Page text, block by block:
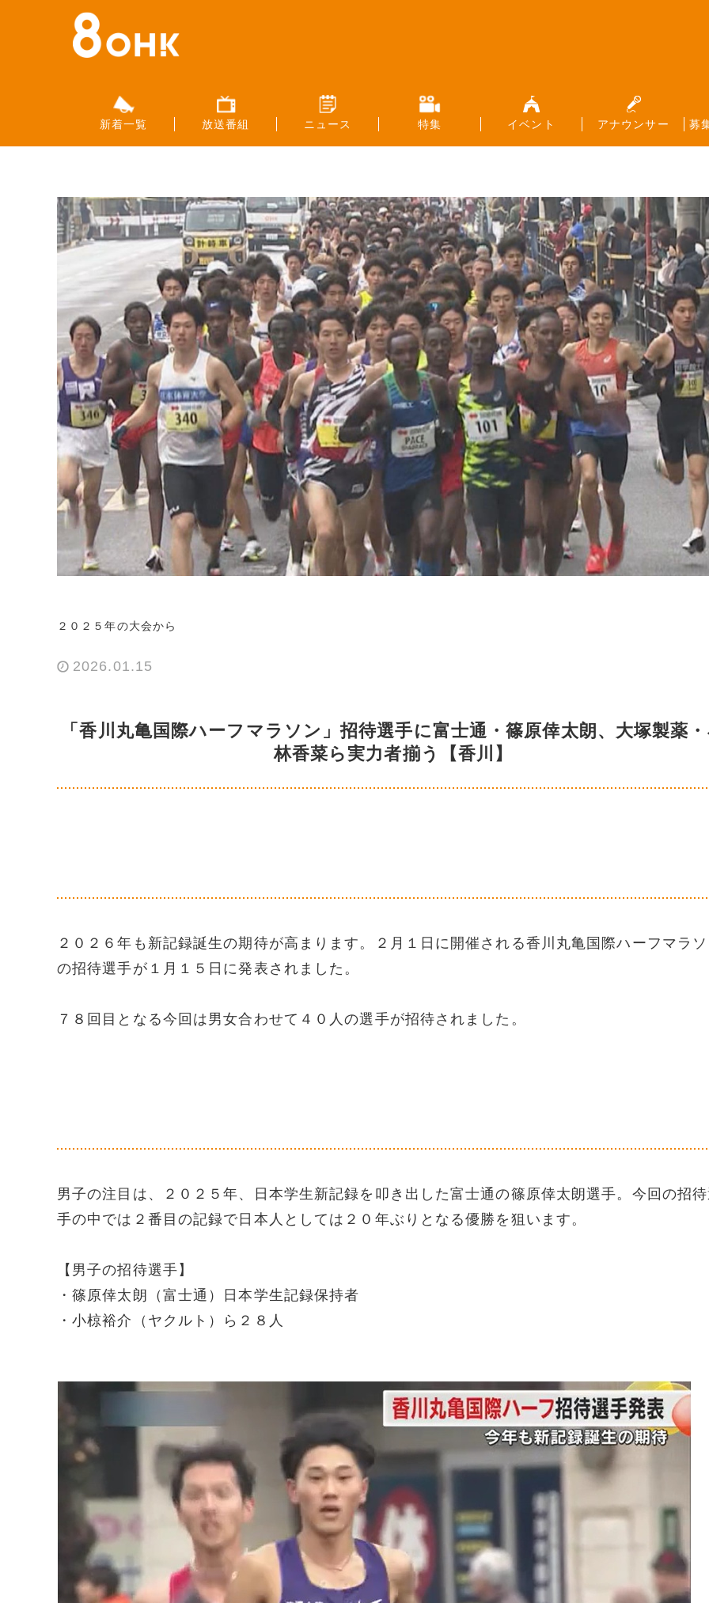
新着一覧 放送番組 ニュース 特集 イベント アナウンサー 募
２０２５年の大会から
2026.01.15
「香川丸亀国際ハーフマラソン」招待選手に富士通・篠原倖太朗、大塚製薬
林香菜ら実力者揃う【香川】
２０２６年も新記録誕生の期待が高まります。２月１日に開催される香川丸亀国際ハーフマラ
の招待選手が１月１５日に発表されました。
７８回目となる今回は男女合わせて４０人の選手が招待されました。
男子の注目は、２０２５年、日本学生新記録を叩き出した富士通の篠原倖太朗選手。今回の招
手の中では２番目の記録で日本人としては２０年ぶりとなる優勝を狙います。
【男子の招待選手】
・篠原倖太朗（富士通）日本学生記録保持者
・小椋裕介（ヤクルト）ら２８人